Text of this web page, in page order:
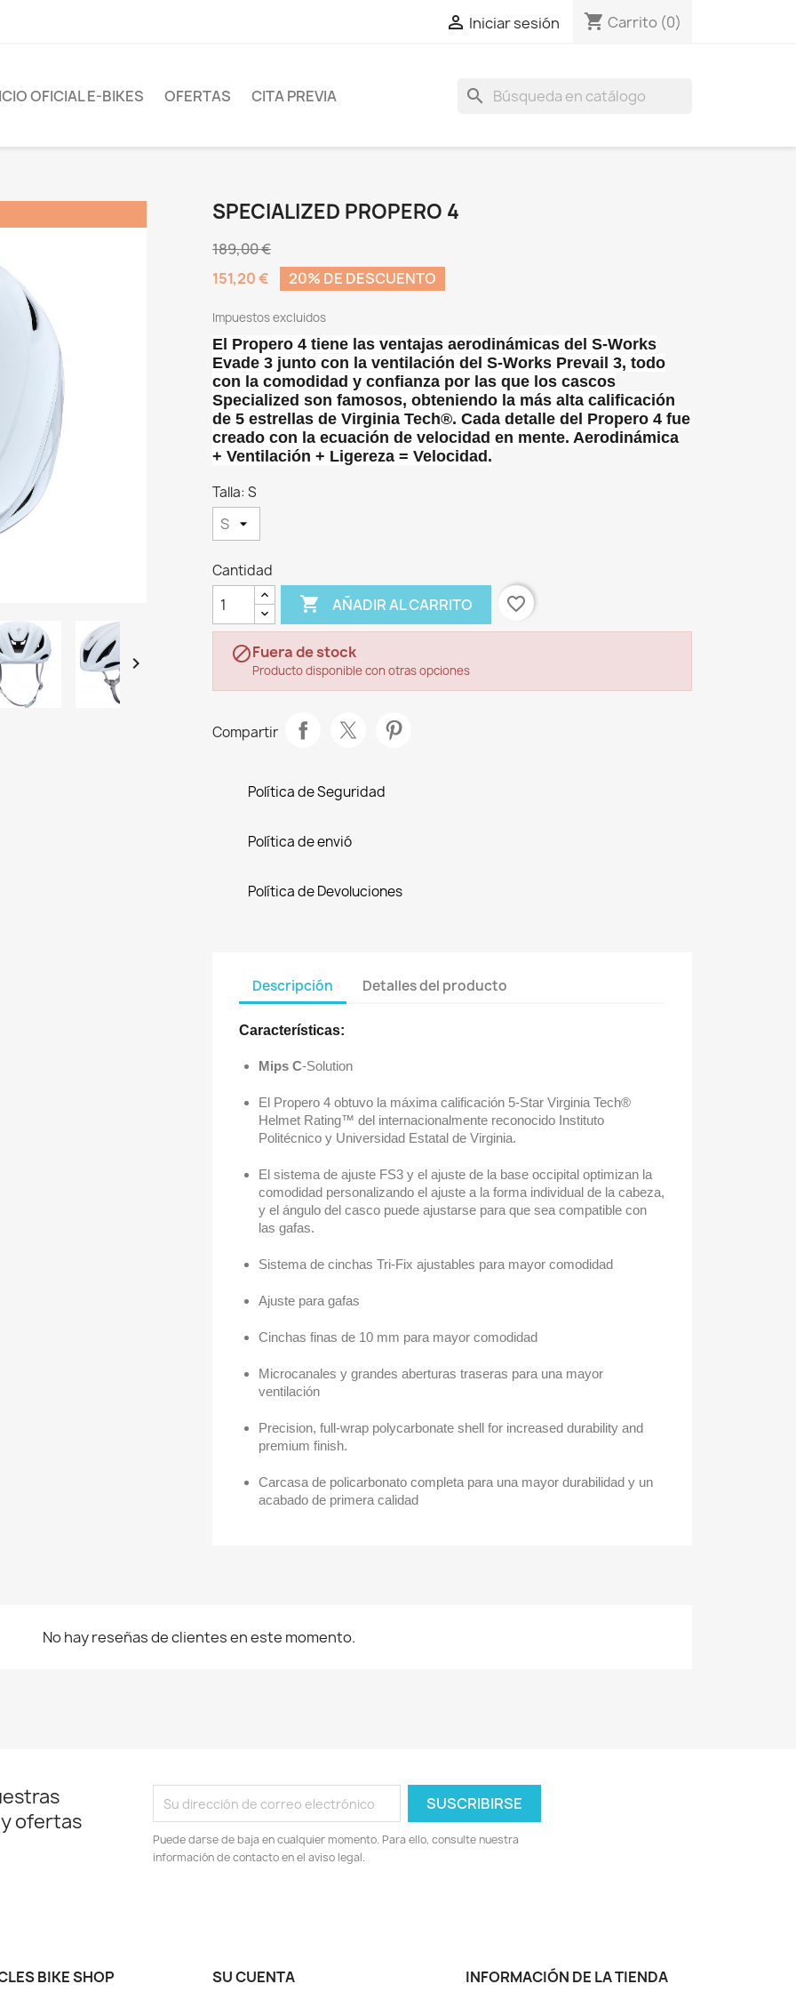
 Iniciar sesión shopping_cart Carrito (0)
OFICIAL E-BIKES OFERTAS CITA PREVIA search

SPECIALIZED PROPERO 4
189,00 €
151,20 €
20% DE DESCUENTO
Impuestos excluidos
El Propero 4 tiene las ventajas aerodinámicas del S-Works
Evade 3 junto con la ventilación del S-Works Prevail 3, todo
con la comodidad y confianza por las que los cascos
Specialized son famosos, obteniendo la más alta calificación
de 5 estrellas de Virginia Tech®. Cada detalle del Propero 4 fue
creado con la ecuación de velocidad en mente. Aerodinámica
+ Ventilación + Ligereza = Velocidad.
Talla: S
Cantidad
 AÑADIR AL CARRITO favorite_border
Fuera de stock
Producto disponible con otras opciones
Compartir
Política de Seguridad
Política de envió
Política de Devoluciones
Descripción Detalles del producto
Características:
Mips C-Solution
El Propero 4 obtuvo la máxima calificación 5-Star Virginia Tech®
Helmet Rating™ del internacionalmente reconocido Instituto
Politécnico y Universidad Estatal de Virginia.
El sistema de ajuste FS3 y el ajuste de la base occipital optimizan la
comodidad personalizando el ajuste a la forma individual de la cabeza,
y el ángulo del casco puede ajustarse para que sea compatible con
las gafas.
Sistema de cinchas Tri-Fix ajustables para mayor comodidad
Ajuste para gafas
Cinchas finas de 10 mm para mayor comodidad
Microcanales y grandes aberturas traseras para una mayor
ventilación
Precision, full-wrap polycarbonate shell for increased durability and
premium finish.
Carcasa de policarbonato completa para una mayor durabilidad y un
acabado de primera calidad
No hay reseñas de clientes en este momento.
ofertas
Puede darse de baja en cualquier momento. Para ello, consulte nuestra
información de contacto en el aviso legal.
BIKE SHOP SU CUENTA INFORMACIÓN DE LA TIENDA